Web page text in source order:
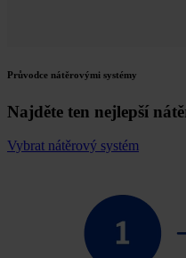
Průvodce nátěrovými systémy
Najděte ten nejlepší
Vybrat nátěrový systém